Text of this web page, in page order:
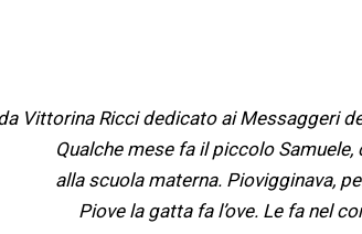
Vittorina Ricci dedicato ai Messaggeri
Qualche mese fa il piccolo
alla scuola materna. Piovigginava,
Piove la gatta fa l’ove. Le fa nel